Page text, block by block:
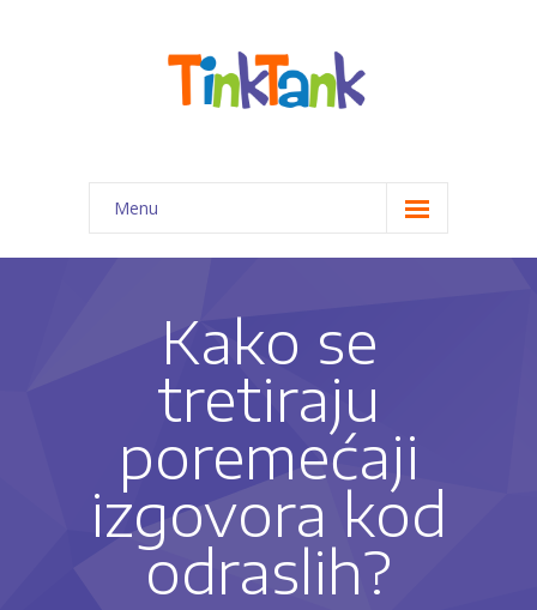
Menu
Početna
-- Priprema predškolaca za 1. razred
-- Kreativno-edukativne radionice
-- Pomoć pri izradi domaćih zadataka
-- Programi edukativne terapije
---- Program za razvoj sposobnosti pisanja i
rukopisa (IET-P®)
Kako se
tretiraju
poremećaji
izgovora kod
odraslih?